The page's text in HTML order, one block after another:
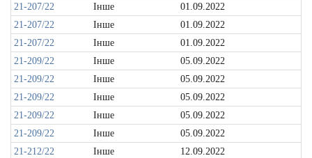
21-207/22
Інше
01.09.2022
21-207/22
Інше
01.09.2022
21-207/22
Інше
01.09.2022
21-209/22
Інше
05.09.2022
21-209/22
Інше
05.09.2022
21-209/22
Інше
05.09.2022
21-209/22
Інше
05.09.2022
21-209/22
Інше
05.09.2022
21-212/22
Інше
12.09.2022